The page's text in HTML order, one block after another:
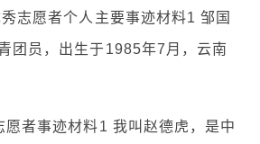
志愿者个人主要事迹材料1 邹国
团员，出生于1985年7月，云南
愿者事迹材料1 我叫赵德虎，是中